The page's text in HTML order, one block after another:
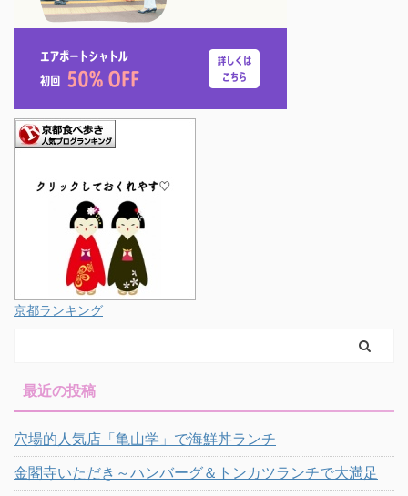
京都ランキング
最近の投稿
穴場的人気店「亀山学」で海鮮丼ランチ
金閣寺いただき～ハンバーグ＆トンカツランチで大満足